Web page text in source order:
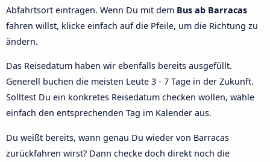
Abfahrtsort eintragen. Wenn Du mit dem Bus ab Barracas
fahren willst, klicke einfach auf die Pfeile, um die Richtung zu
ändern.
Das Reisedatum haben wir ebenfalls bereits ausgefüllt.
Generell buchen die meisten Leute 3 - 7 Tage in der Zukunft.
Solltest Du ein konkretes Reisedatum checken wollen, wähle
einfach den entsprechenden Tag im Kalender aus.
Du weißt bereits, wann genau Du wieder von Barracas
zurückfahren wirst? Dann checke doch direkt noch die